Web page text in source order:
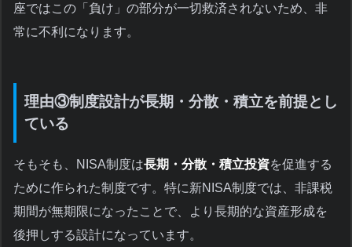
座ではこの「負け」の部分が一切救済されないため、非
常に不利になります。
理由③制度設計が長期・分散・積立を前提とし
ている
そもそも、NISA制度は長期・分散・積立投資を促進する
ために作られた制度です。特に新NISA制度では、非課税
期間が無期限になったことで、より長期的な資産形成を
後押しする設計になっています。